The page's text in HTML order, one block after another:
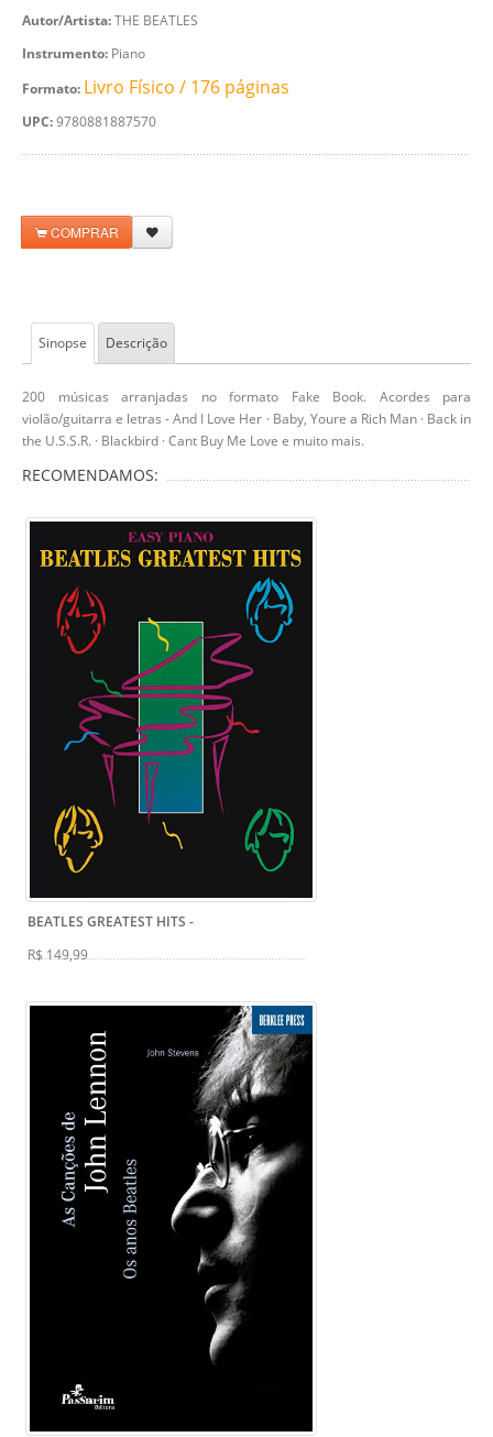
Autor/Artista:THE BEATLES
Instrumento: Piano
Formato: Livro Físico / 176 páginas
UPC:9780881887570
COMPRAR
Sinopse Descrição
200 músicas arranjadas no formato Fake Book. Acordes para
violão/guitarra e letras - And I Love Her · Baby, Youre a Rich Man · Back in
the U.S.S.R. · Blackbird · Cant Buy Me Love e muito mais.
RECOMENDAMOS:
BEATLES GREATEST HITS -
R$ 149,99